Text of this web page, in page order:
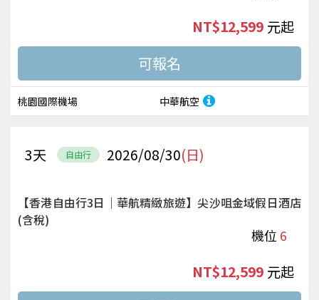
桃園國際機場 中華航空
NT$12,599 起
自由行 2026/08/30(日)
3天
【香港自由行3日｜華航精緻旅遊】尖沙咀金域假日酒店
(含稅)
機位 6
NT$12,599 起